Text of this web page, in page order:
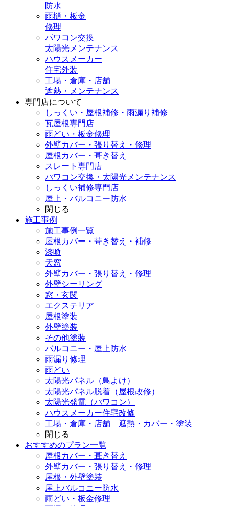
防水
雨樋・板金
修理
パワコン交換
太陽光メンテナンス
ハウスメーカー
住宅外装
工場・倉庫・店舗
遮熱・メンテナンス
専門店について
しっくい・屋根補修・雨漏り補修
瓦屋根専門店
雨どい・板金修理
外壁カバー・張り替え・修理
屋根カバー・葺き替え
スレート専門店
パワコン交換・太陽光メンテナンス
しっくい補修専門店
屋上・バルコニー防水
閉じる
施工事例
施工事例一覧
屋根カバー・葺き替え・補修
漆喰
天窓
外壁カバー・張り替え・修理
外壁シーリング
窓・玄関
エクステリア
屋根塗装
外壁塗装
その他塗装
バルコニー・屋上防水
雨漏り修理
雨どい
太陽光パネル（鳥よけ）
太陽光パネル脱着（屋根改修）
太陽光発電（パワコン）
ハウスメーカー住宅改修
工場・倉庫・店舗 遮熱・カバー・塗装
閉じる
おすすめのプラン一覧
屋根カバー・葺き替え
外壁カバー・張り替え・修理
屋根・外壁塗装
屋上バルコニー防水
雨どい・板金修理